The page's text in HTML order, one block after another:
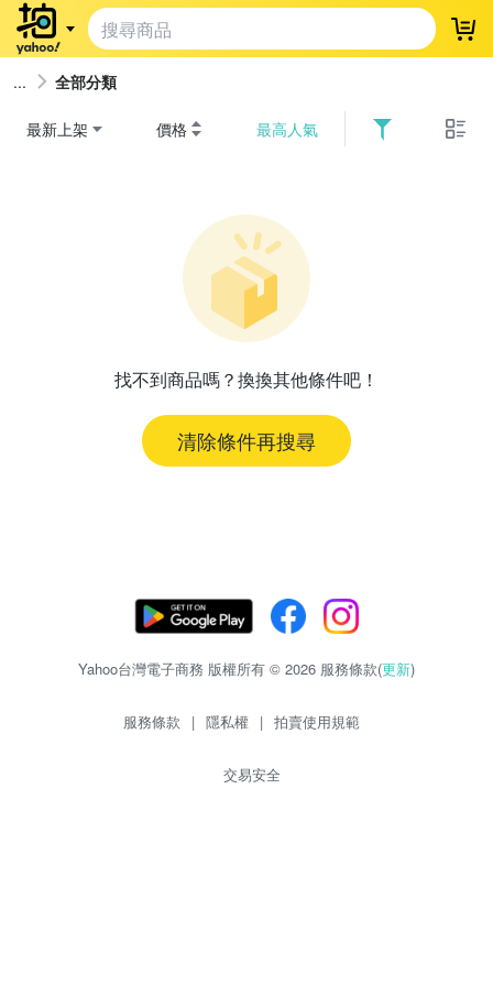
登
全部分類
最新上架 價格 最高人氣
找不到商品嗎？換換其他條件吧！
清除條件再搜尋
Yahoo台灣電子商務 版權所有 © 2026 服務條款(更新)
服務條款 | 隱私權 | 拍賣使用規範
交易安全